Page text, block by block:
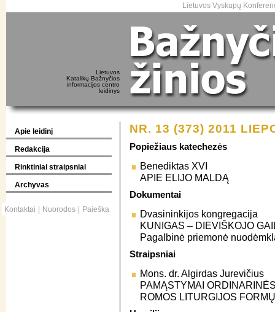
Lietuvos Vyskupų
Lietuvos
Katalikų Bažnyčios
informacijos centro
leidinys
Apie leidinį
Redakcija
Rinktiniai straipsniai
Archyvas
Kontaktai Nuorodos Paieška
NR. 13 (373) 2011
Popiežiaus katechezės
Benediktas XVI
APIE ELIJO MALDĄ
Dokumentai
Dvasininkijos kongregacija
KUNIGAS – DIEVIŠKOJO
Pagalbinė priemonė
Straipsniai
Mons. dr. Algirdas Jurevičius
PAMĄSTYMAI
ROMOS LITURGIJOS